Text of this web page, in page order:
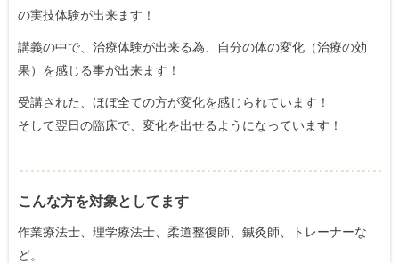
の実技体験が出来ます！
講義の中で、治療体験が出来る為、自分の体の変化（治療の効
果）を感じる事が出来ます！
受講された、ほぼ全ての方が変化を感じられています！
そして翌日の臨床で、変化を出せるようになっています！
こんな方を対象としてます
作業療法士、理学療法士、柔道整復師、鍼灸師、トレーナーな
ど。